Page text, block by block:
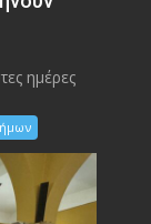
ημέρες